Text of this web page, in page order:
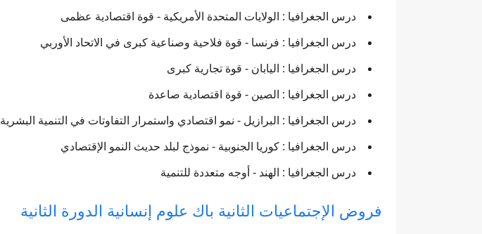
درس الجغرافيا : الولايات المتحدة الأمريكية - قوة اقتصادية عظمى
درس الجغرافيا : فرنسا - قوة فلاحية وصناعية كبرى في الاتحاد الأوربي
درس الجغرافيا : اليابان - قوة تجارية كبرى
درس الجغرافيا : الصين - قوة اقتصادية صاعدة
درس الجغرافيا : البرازيل - نمو اقتصادي واستمرار التفاوتات في التنمية البشرية
درس الجغرافيا : كوريا الجنوبية - نموذج لبلد حديث النمو الإقتصادي
درس الجغرافيا : الهند - أوجه متعددة للتنمية
فروض الإجتماعيات الثانية باك علوم إنسانية الدورة الثانية